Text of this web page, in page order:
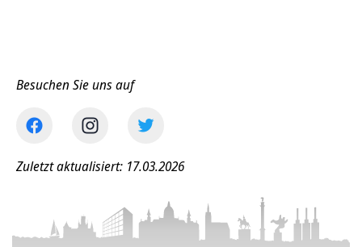
Besuchen Sie uns auf
Zuletzt aktualisiert: 17.03.2026